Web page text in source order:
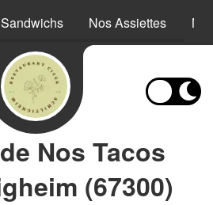
Nos Assiettes
Nos Tacos
(67300)